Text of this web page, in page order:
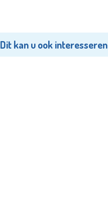
Dit kan u ook interesseren